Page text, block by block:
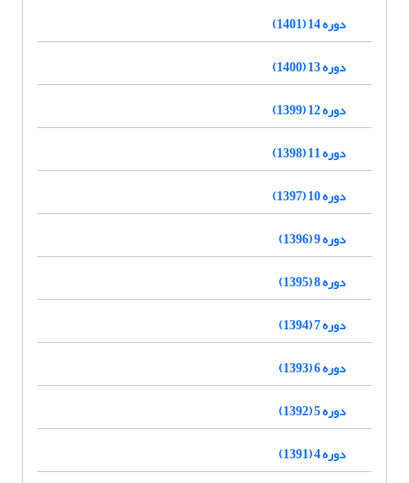
دوره 14 (1401)
دوره 13 (1400)
دوره 12 (1399)
دوره 11 (1398)
دوره 10 (1397)
دوره 9 (1396)
دوره 8 (1395)
دوره 7 (1394)
دوره 6 (1393)
دوره 5 (1392)
دوره 4 (1391)